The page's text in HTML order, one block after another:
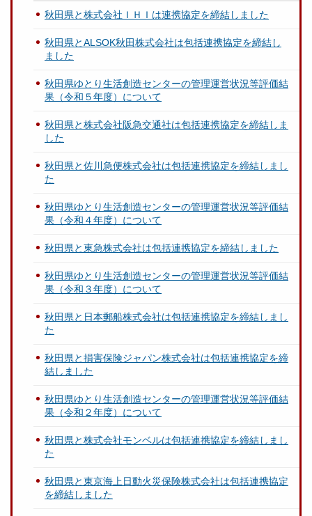
秋田県と株式会社ＩＨＩは連携協定を締結しました
秋田県とALSOK秋田株式会社は包括連携協定を締結し
ました
秋田県ゆとり生活創造センターの管理運営状況等評価結
果（令和５年度）について
秋田県と株式会社阪急交通社は包括連携協定を締結しま
した
秋田県と佐川急便株式会社は包括連携協定を締結しまし
た
秋田県ゆとり生活創造センターの管理運営状況等評価結
果（令和４年度）について
秋田県と東急株式会社は包括連携協定を締結しました
秋田県ゆとり生活創造センターの管理運営状況等評価結
果（令和３年度）について
秋田県と日本郵船株式会社は包括連携協定を締結しまし
た
秋田県と損害保険ジャパン株式会社は包括連携協定を締
結しました
秋田県ゆとり生活創造センターの管理運営状況等評価結
果（令和２年度）について
秋田県と株式会社モンベルは包括連携協定を締結しまし
た
秋田県と東京海上日動火災保険株式会社は包括連携協定
を締結しました